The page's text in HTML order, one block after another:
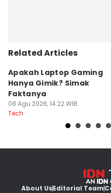
Related Articles
Apakah Laptop Gaming
Hanya Gimik? Simak
Faktanya
08 Agu 2026, 14:22 WIB
Tech
About UsEditorial Team